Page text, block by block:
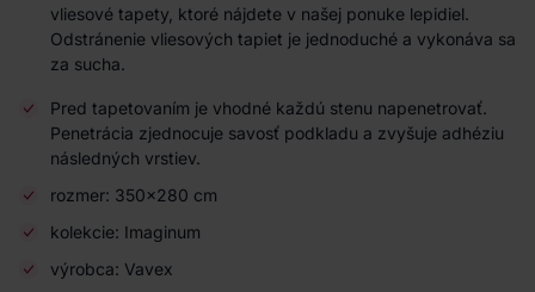
vliesové tapety, ktoré nájdete v našej ponuke lepidiel.
Odstránenie vliesových tapiet je jednoduché a vykonáva sa
za sucha.
Pred tapetovaním je vhodné každú stenu napenetrovať.
Penetrácia zjednocuje savosť podkladu a zvyšuje adhéziu
následných vrstiev.
rozmer: 350x280 cm
kolekcie: Imaginum
výrobca: Vavex